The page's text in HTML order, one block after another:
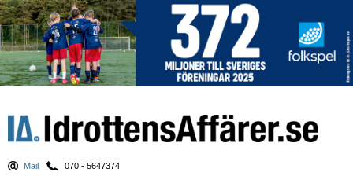
Mail 070 - 5647374